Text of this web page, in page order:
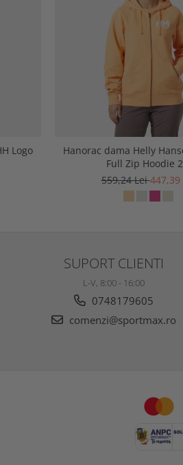
Logo
Hanorac dama Helly
Full Zip Hoodie
559,24 Lei447,39
SUPORT CLIENTI
L-V, 8:00 - 16:00
0748179605
comenzi@sportmax.ro